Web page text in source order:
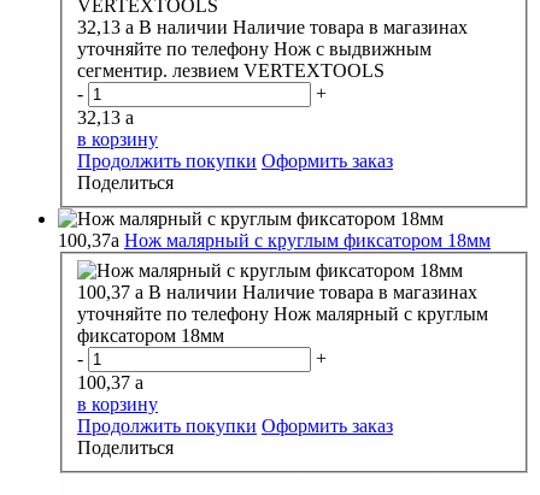
32,13 a В наличии Наличие товара в магазинах
уточняйте по телефону Нож с выдвижным
сегментир. лезвием VERTEXTOOLS
-
+
32,13 a
в корзину
Продолжить покупки Оформить заказ
Поделиться
100,37a Нож малярный с круглым фиксатором 18мм
100,37 a В наличии Наличие товара в магазинах
уточняйте по телефону Нож малярный с круглым
фиксатором 18мм
-
+
100,37 a
в корзину
Продолжить покупки Оформить заказ
Поделиться